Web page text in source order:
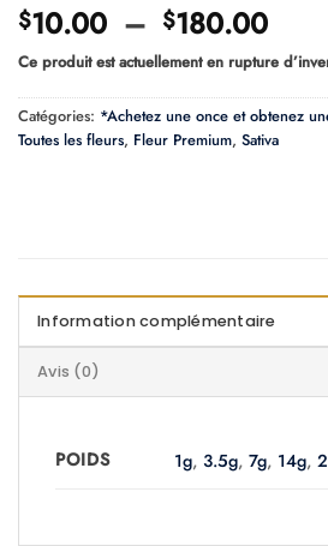
$10.00 – $180.00Plage
de
prix
à
Ce produit est actuellement en rupture
Catégories: *Achetez une once et obtenez
Toutes les fleurs, Fleur Premium, Sativa
Information complémentaire
Avis (0)
POIDS 1g,3.5g,7g, 14g,